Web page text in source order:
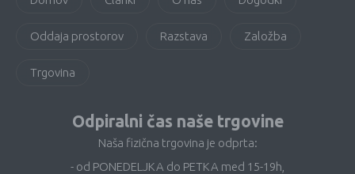
Oddaja prostorov Razstava Založba
Trgovina
Odpiralni čas naše trgovine
Naša fizična trgovina je odprta:
- od PONEDELJKA do PETKA med 15-19h,